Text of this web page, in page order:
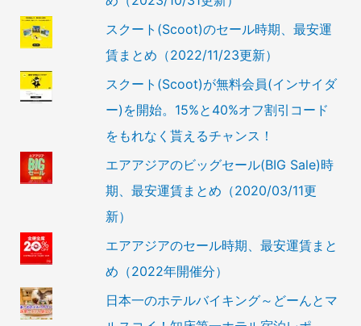
スクート(Scoot)のセール時期、最安運
賃まとめ（2022/11/23更新）
スクート(Scoot)が無料会員(インサイダ
ー)を開始。15%と40%オフ割引コード
をもれなく貰えるチャンス！
エアアジアのビッグセール(BIG Sale)時
期、最安運賃まとめ（2020/03/11更
新）
エアアジアのセール時期、最安運賃まと
め（2022年開催分）
日本一のホテルバイキング～どーんとマ